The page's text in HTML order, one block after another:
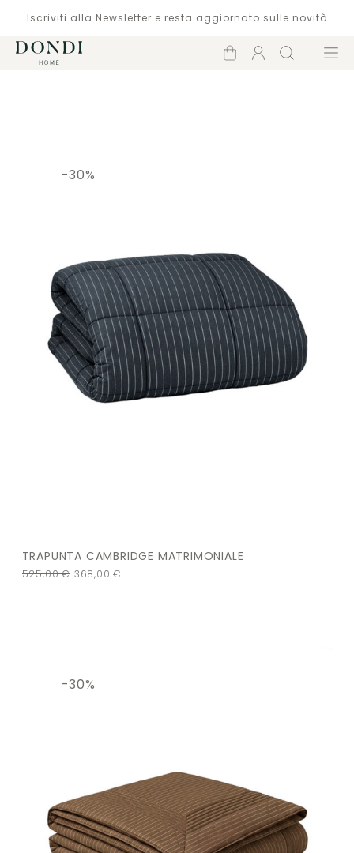
Iscriviti alla Newsletter e resta aggiornato sulle novità
Carrello
Account
Cerca Menù
TRAPUNTA CAMBRIDGE MATRIMONIALE
525,00€ 368,00€
-30%
-30%